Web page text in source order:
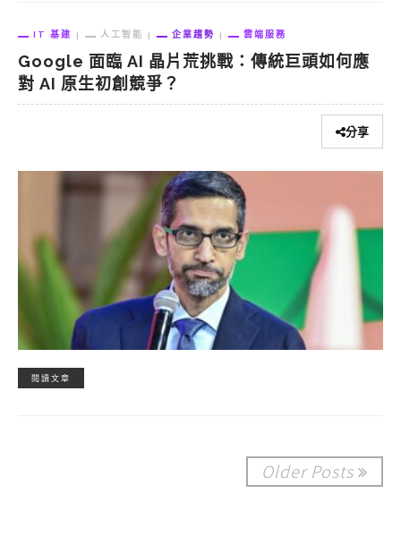
IT 基建 人工智能 企業趨勢 雲端服務
Google 面臨 AI 晶片荒挑戰：傳統巨頭如何應
對 AI 原生初創競爭？
分享
閱讀文章
Older Posts